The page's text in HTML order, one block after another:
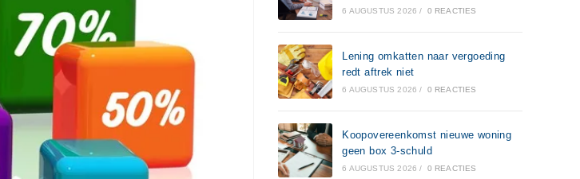
6 AUGUSTUS 2026 / 0 REACTIES
Lening omkatten naar vergoeding
redt aftrek niet
6 AUGUSTUS 2026 / 0 REACTIES
Koopovereenkomst nieuwe woning
geen box 3-schuld
6 AUGUSTUS 2026 / 0 REACTIES